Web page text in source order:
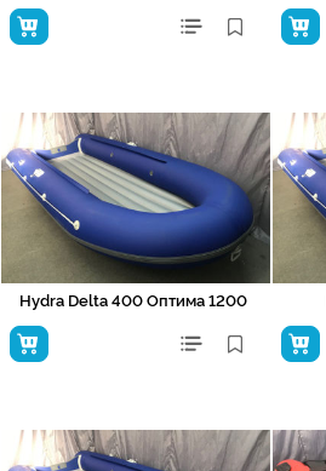
Hydra Delta 400 Оптима 1200